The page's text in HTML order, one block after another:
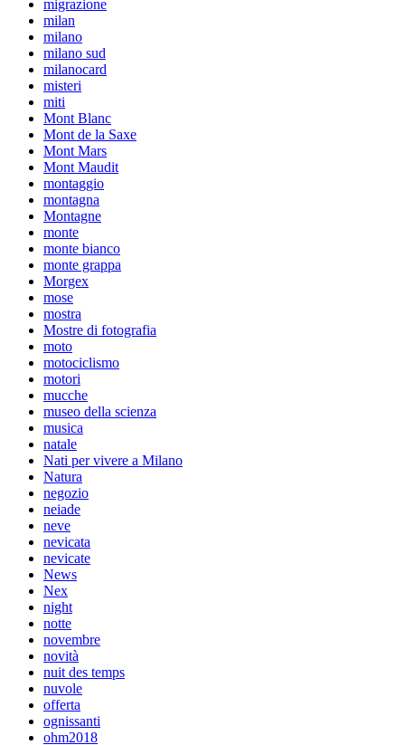
migrazione
milan
milano
milano sud
milanocard
misteri
miti
Mont Blanc
Mont de la Saxe
Mont Mars
Mont Maudit
montaggio
montagna
Montagne
monte
monte bianco
monte grappa
Morgex
mose
mostra
Mostre di fotografia
moto
motociclismo
motori
mucche
museo della scienza
musica
natale
Nati per vivere a Milano
Natura
negozio
neiade
neve
nevicata
nevicate
News
Nex
night
notte
novembre
novità
nuit des temps
nuvole
offerta
ognissanti
ohm2018